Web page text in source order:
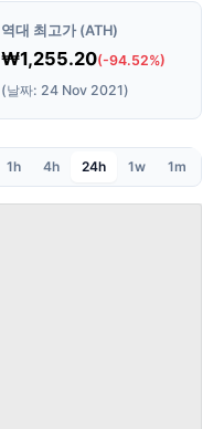
역대 최고가 (ATH)
₩1,255.20(-94.52%)
(날짜: 24 Nov 2021)
1h 4h 24h 1w 1m